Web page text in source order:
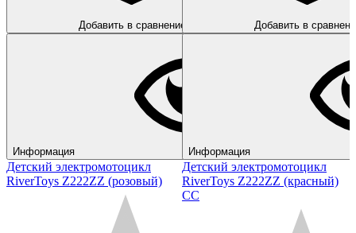
Добавить в сравнение
Информация
Детский электромотоцикл
RiverToys Z222ZZ (розовый)
Добавить в
Информация
Детский электромотоцикл
RiverToys Z222ZZ (красный)
CC